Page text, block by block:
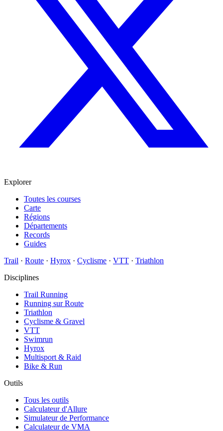
Explorer
Toutes les courses
Carte
Régions
Départements
Records
Guides
Trail · Route · Hyrox · Cyclisme · VTT · Triathlon
Disciplines
Trail Running
Running sur Route
Triathlon
Cyclisme & Gravel
VTT
Swimrun
Hyrox
Multisport & Raid
Bike & Run
Outils
Tous les outils
Calculateur d'Allure
Simulateur de Performance
Calculateur de VMA